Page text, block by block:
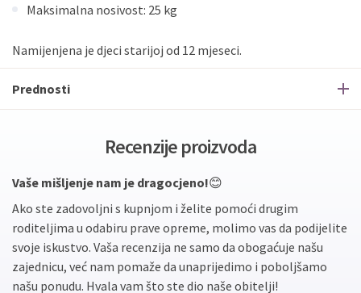
Maksimalna nosivost: 25 kg
Namijenjena je djeci starijoj od 12 mjeseci.
Prednosti
Recenzije proizvoda
Vaše mišljenje nam je dragocjeno!😊
Ako ste zadovoljni s kupnjom i želite pomoći drugim
roditeljima u odabiru prave opreme, molimo vas da podijelite
svoje iskustvo. Vaša recenzija ne samo da obogaćuje našu
zajednicu, već nam pomaže da unaprijedimo i poboljšamo
našu ponudu. Hvala vam što ste dio naše obitelji!